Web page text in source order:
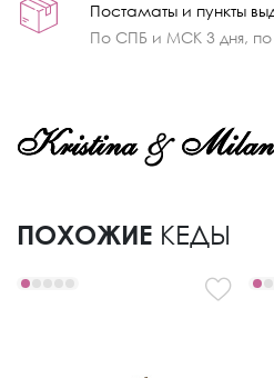
Постаматы и пункты
По СПБ и МСК 3 дня, по
ПОХОЖИЕ КЕДЫ